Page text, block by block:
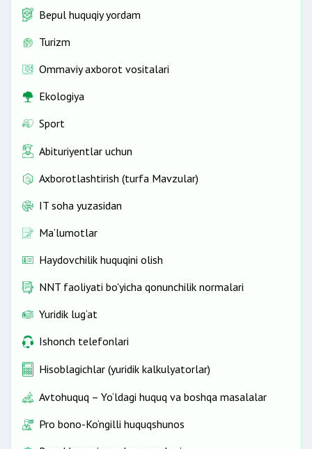
Bepul huquqiy yordam
Turizm
Ommaviy axborot vositalari
Ekologiya
Sport
Abituriyentlar uchun
Axborotlashtirish (turfa Mavzular)
IT soha yuzasidan
Ma’lumotlar
Haydovchilik huquqini olish
NNT faoliyati bo'yicha qonunchilik normalari
Yuridik lug‘at
Ishonch telefonlari
Hisoblagichlar (yuridik kalkulyatorlar)
Avtohuquq – Yo‘ldagi huquq va boshqa masalalar
Pro bono-Ko‘ngilli huquqshunos